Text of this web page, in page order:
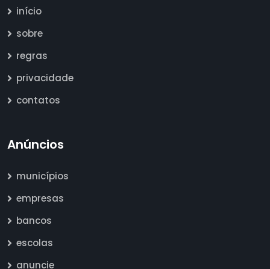
início
sobre
regras
privacidade
contatos
Anúncios
municípios
empresas
bancos
escolas
anuncie